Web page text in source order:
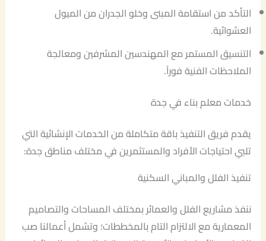
التأكد من استقامة المبنى وخلو الجدران من الميول
العشوائية.
التنسيق المستمر مع المهندسين المشرفين ومعالجة
الملاحظات الفنية فوراً.
خدمات معلم بناء في جدة
يقدم فريق التنفيذ باقة متكاملة من الخدمات الإنشائية التي
تلبي احتياجات الأفراد والمستثمرين في مختلف مناطق جدة:
تنفيذ الفلل والمباني السكنية
ننفذ مشاريع الفلل والعمائر بمختلف المساحات والتصاميم
المعمارية مع الالتزام التام بالمخططات؛ وتشمل أعمالنا صب